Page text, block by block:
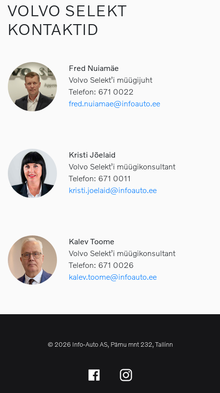
VOLVO SELEKT
KONTAKTID
Fred Nuiamäe
Volvo Selekt’i müügijuht
Telefon: 671 0022
fred.nuiamae@infoauto.ee
Kristi Jõelaid
Volvo Selekt’i müügikonsultant
Telefon: 671 0011
kristi.joelaid@infoauto.ee
Kalev Toome
Volvo Selekt’i müügikonsultant
Telefon: 671 0026
kalev.toome@infoauto.ee
© 2026 Info-Auto AS, Pärnu mnt 232, Tallinn